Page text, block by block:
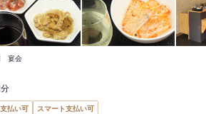
宴会
払い可 スマート支払い可